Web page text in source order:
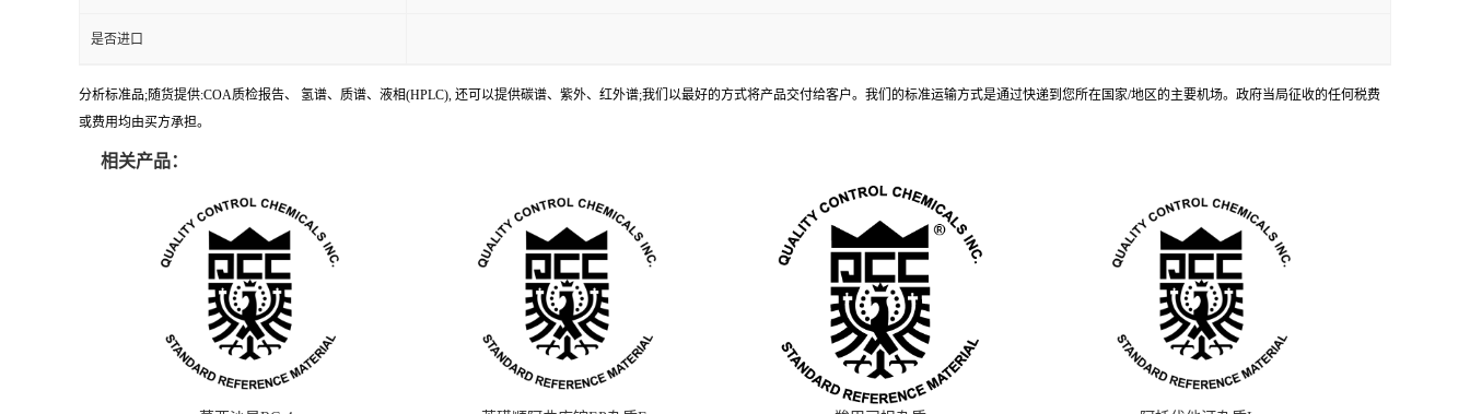
是否进口
分析标准品;随货提供:COA质检报告、 氢谱、质谱、液相(HPLC), 还可以提供碳谱、紫外、红外谱;我们以最好的方式将产品交付给客户。我们的标准运输方式是通过快递到您所在国家/地区的主要机场。政府当局征收的任何税费
或费用均由买方承担。
相关产品：